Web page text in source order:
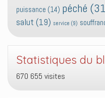
puissance (14) péché
salut (19) service (9)
Statistiques du
670 655 visites